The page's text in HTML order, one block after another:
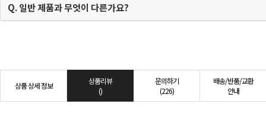
Q. 일반 제품과 무엇이 다른가요?
상품 상세 정보
상품리뷰
()
문의하기
(226)
배송/반품/교환
안내